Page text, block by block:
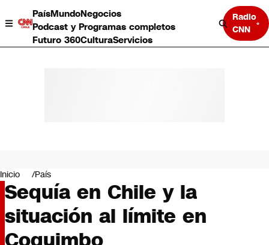
PaísMundoNegocios
Podcast y Programas completos
Futuro 360CulturaServicios
Radio
CNN
Negocios
Deportes
Programas completos
Cultura
Servicios
Bits
Inicio País
Sequía en Chile y la
situación al límite en